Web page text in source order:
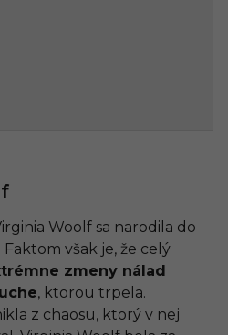
Woolf sa narodila do
však je, že celý
zmeny nálad
, ktorou trpela.
z chaosu, ktorý v nej